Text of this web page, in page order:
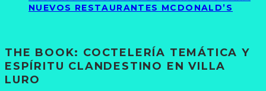
NUEVOS RESTAURANTES MCDONALD’S
THE BOOK: COCTELERÍA TEMÁTICA Y
ESPÍRITU CLANDESTINO EN VILLA
LURO